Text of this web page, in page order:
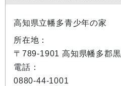
高知県立幡多青少年の家
所在地：
〒789-1901 高知県幡多郡
電話：
0880-44-1001